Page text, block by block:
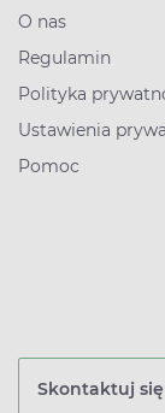
O nas
Regulamin
Polityka
Ustawienia
Pomoc
Skontaktuj